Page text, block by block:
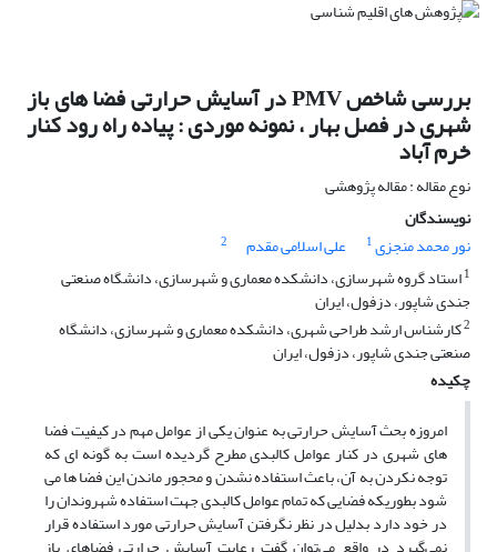
بررسی شاخص PMV در آسایش حرارتی فضا های باز
شهری در فصل بهار ، نمونه موردی : پیاده راه رود کنار
خرم آباد
نوع مقاله : مقاله پژوهشی
نویسندگان
نور محمد منجزی1 علی اسلامی مقدم
2
1استاد گروه شهرسازی، دانشکده معماری و شهرسازی، دانشگاه صنعتی
جندی شاپور، دزفول، ایران
2کارشناس ارشد طراحی شهری، دانشکده معماری و شهرسازی، دانشگاه
صنعتی جندی شاپور، دزفول، ایران
چکیده
امروزه بحث آسایش حرارتی به عنوان یکی از عوامل مهم در کیفیت فضا
های شهری در کنار عوامل کالبدی مطرح گردیده است به گونه ای که
توجه نکردن به آن، باعث استفاده نشدن و محجور ماندن این فضا ها می
شود بطوریکه فضایی که تمام عوامل کالبدی جهت استفاده شهروندان را
در خود دارد بدلیل در نظر نگرفتن آسایش حرارتی مورد استفاده قرار